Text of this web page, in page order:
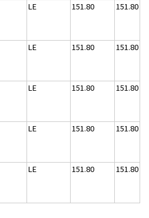
LE 151.80 151.80
LE 151.80 151.80
LE 151.80 151.80
LE 151.80 151.80
LE 151.80 151.80